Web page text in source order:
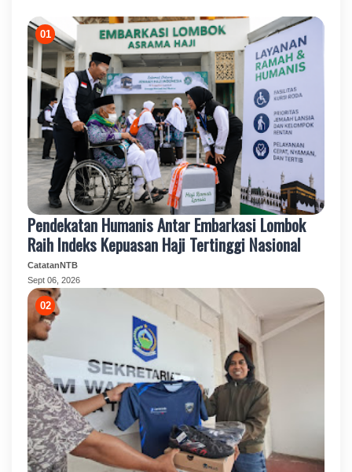
Pendekatan Humanis Antar Embarkasi Lombok
Raih Indeks Kepuasan Haji Tertinggi Nasional
CatatanNTB
Sept 06, 2026